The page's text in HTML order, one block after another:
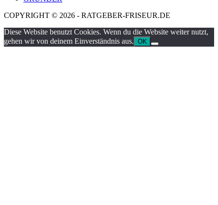
COPYRIGHT © 2026 - RATGEBER-FRISEUR.DE
Diese Website benutzt Cookies. Wenn du die Website weiter nutzt,
gehen wir von deinem Einverständnis aus. OK